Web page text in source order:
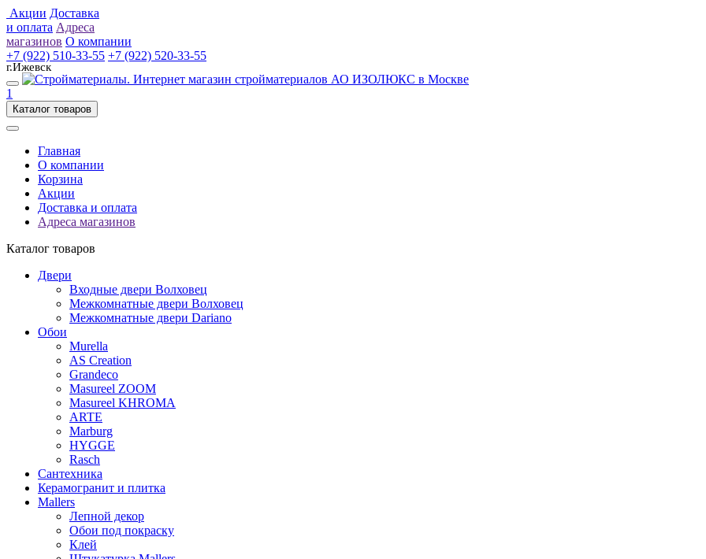
Акции Доставка
и оплата Адреса
магазинов О компании
+7 (922) 510-33-55 +7 (922) 520-33-55
г.Ижевск
1
Каталог товаров
Главная
О компании
Корзина
Акции
Доставка и оплата
Адреса магазинов
Каталог товаров
Двери
Входные двери Волховец
Межкомнатные двери Волховец
Межкомнатные двери Dariano
Обои
Murella
AS Creation
Grandeco
Masureel ZOOM
Masureel KHROMA
ARTE
Marburg
HYGGE
Rasch
Сантехника
Керамогранит и плитка
Mallers
Лепной декор
Обои под покраску
Клей